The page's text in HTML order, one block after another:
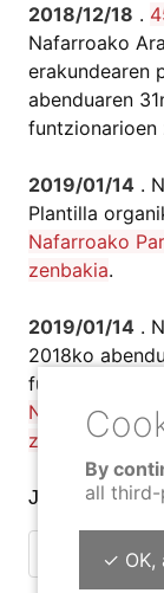
2018/12/18 .
Nafarroako
erakundearen
abenduaren
funtzionarioen
2019/01/14 .
Plantilla
Nafarroako
zenbakia.
2019/01/14 .
2018ko
funtzionarioen
Nafarroako
zenbakia
Jaisteko
2019ko-
By
all
✓ OK,